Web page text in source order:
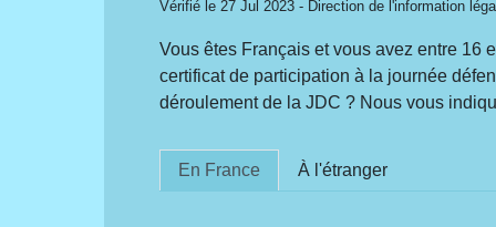
Vérifié le 27 Jul 2023 - Direction de l'information
Vous êtes Français et vous avez entre 16
certificat de participation à la journée
déroulement de la JDC ? Nous vous
En France À l'étranger